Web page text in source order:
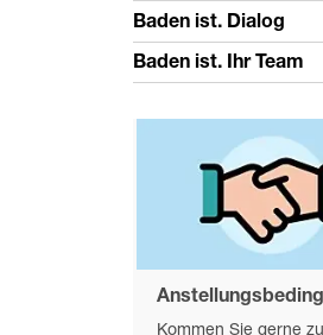
Baden ist. Dialog
Baden ist. Ihr Team